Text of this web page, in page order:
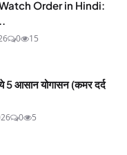
Order in Hindi:
0 15
5 आसान योगासन (कमर दर्द
0 5